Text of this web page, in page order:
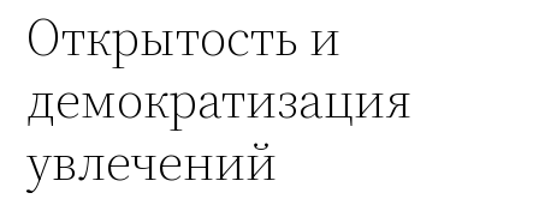
Открытость и
демократизация
увлечений